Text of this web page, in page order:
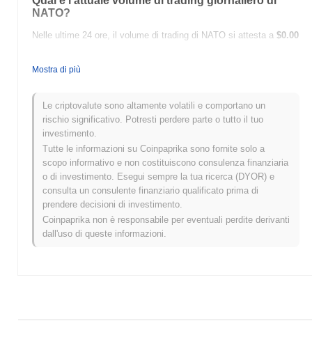
NATO?
Nelle ultime 24 ore, il volume di trading di NATO si attesta a $0.00
Qual è lo storico della fascia di prezzo di NATO?
Massimo Storico (ATH):
Minimo Storico (ATL):
Come si sta comportando NATO rispetto al
mercato crypto più ampio?
Negli ultimi 7 giorni, NATO ha guadagnato0.00%,
sottoperformando il mercato crypto complessivo che ha registrato
un guadagno del
Mostra di più
Le criptovalute sono altamente volatili e comportano un
rischio significativo. Potresti perdere parte o tutto il tuo
investimento.
Tutte le informazioni su Coinpaprika sono fornite solo a
scopo informativo e non costituiscono consulenza finanziaria
o di investimento. Esegui sempre la tua ricerca (DYOR) e
consulta un consulente finanziario qualificato prima di
prendere decisioni di investimento.
Coinpaprika non è responsabile per eventuali perdite derivanti
dall'uso di queste informazioni.